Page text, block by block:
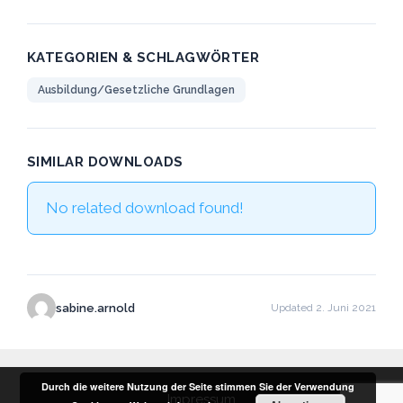
KATEGORIEN & SCHLAGWÖRTER
Ausbildung/Gesetzliche Grundlagen
SIMILAR DOWNLOADS
No related download found!
sabine.arnold Updated 2. Juni 2021
Impressum
Durch die weitere Nutzung der Seite stimmen Sie der Verwendung